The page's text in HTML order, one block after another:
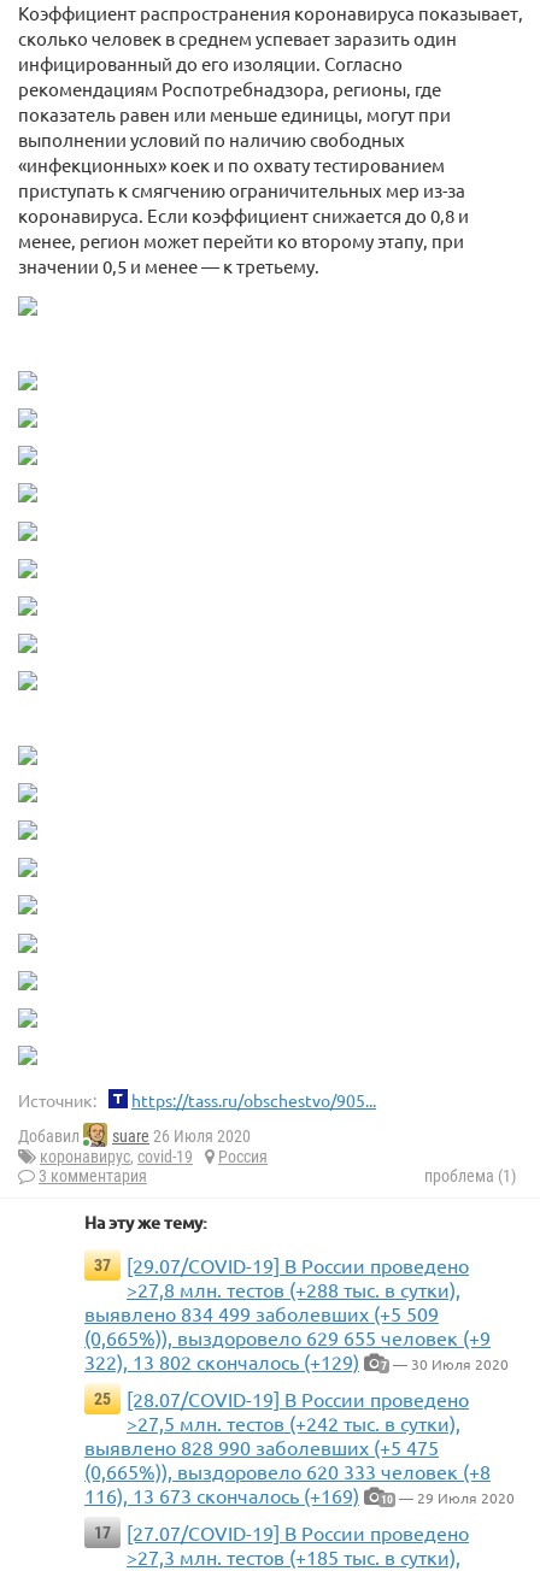
Коэффициент распространения коронавируса показывает,
сколько человек в среднем успевает заразить один
инфицированный до его изоляции. Согласно
рекомендациям Роспотребнадзора, регионы, где
показатель равен или меньше единицы, могут при
выполнении условий по наличию свободных
«инфекционных» коек и по охвату тестированием
приступать к смягчению ограничительных мер из-за
коронавируса. Если коэффициент снижается до 0,8 и
менее, регион может перейти ко второму этапу, при
значении 0,5 и менее — к третьему.
Источник: https://tass.ru/obschestvo/905...
Добавил suare 26 Июля 2020
коронавирус, covid-19
Россия
3 комментария
проблема (1)
На эту же тему:
37
[29.07/COVID-19] В России проведено
>27,8 млн. тестов (+288 тыс. в сутки),
выявлено 834 499 заболевших (+5 509
(0,665%)), выздоровело 629 655 человек (+9
322), 13 802 скончалось (+129)
7 — 30 Июля 2020
25
[28.07/COVID-19] В России проведено
>27,5 млн. тестов (+242 тыс. в сутки),
выявлено 828 990 заболевших (+5 475
(0,665%)), выздоровело 620 333 человек (+8
116), 13 673 скончалось (+169)
10 — 29 Июля 2020
17
[27.07/COVID-19] В России проведено
>27,3 млн. тестов (+185 тыс. в сутки),